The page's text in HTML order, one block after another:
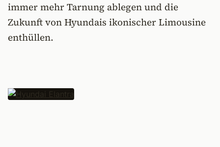
immer mehr Tarnung ablegen und die
Zukunft von Hyundais ikonischer Limousine
enthüllen.